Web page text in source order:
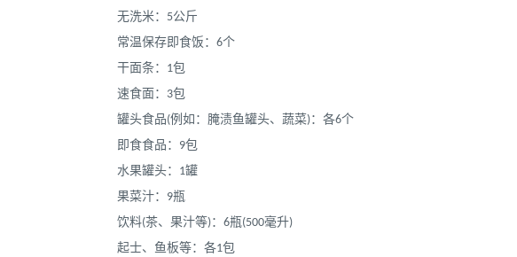
无洗米：5公斤
常温保存即食饭：6个
干面条：1包
速食面：3包
罐头食品(例如：腌渍鱼罐头、蔬菜)：各6个
即食食品：9包
水果罐头：1罐
果菜汁：9瓶
饮料(茶、果汁等)：6瓶(500毫升)
起士、鱼板等：各1包